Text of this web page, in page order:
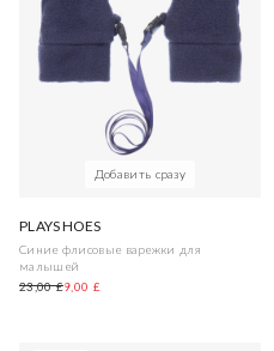
Добавить сразу
PLAYSHOES
Синие флисовые варежки для
малышей
23,00 £9,00 £